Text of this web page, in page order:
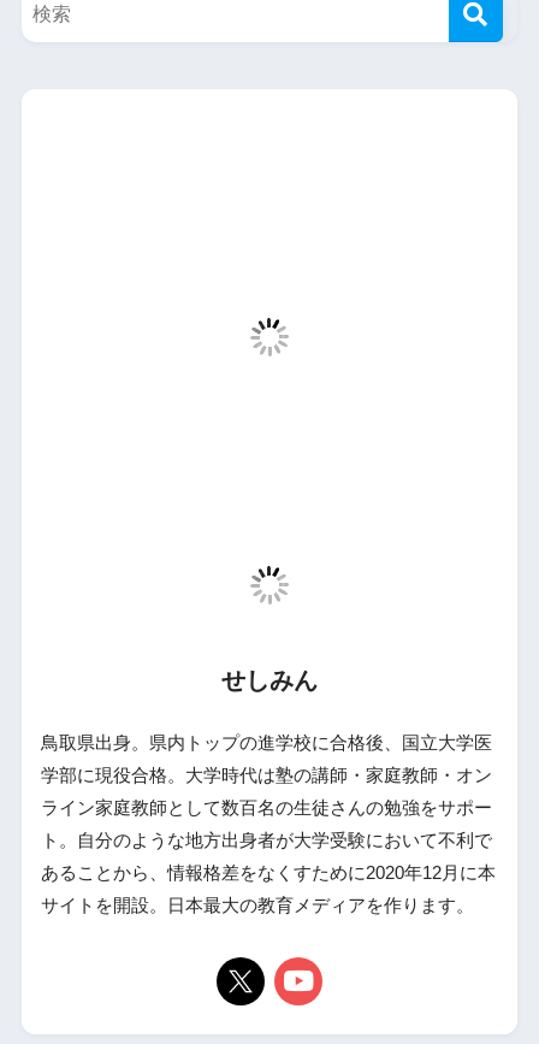
せしみん
鳥取県出身。県内トップの進学校に合格後、国立大学医
学部に現役合格。大学時代は塾の講師・家庭教師・オン
ライン家庭教師として数百名の生徒さんの勉強をサポー
ト。自分のような地方出身者が大学受験において不利で
あることから、情報格差をなくすために2020年12月に本
サイトを開設。日本最大の教育メディアを作ります。